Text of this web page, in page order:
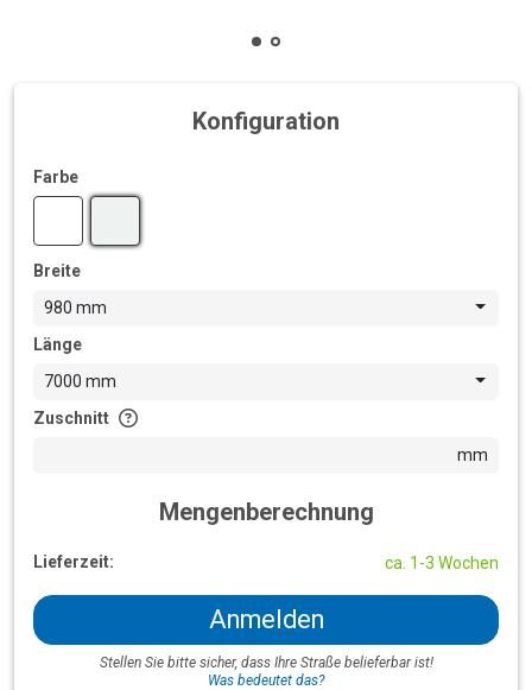
Konfiguration
Farbe
Breite
980 mm
Länge
7000 mm
Zuschnitt
mm
Mengenberechnung
Lieferzeit: ca. 1-3 Wochen
Anmelden
Stellen Sie bitte sicher, dass Ihre Straße belieferbar ist!
Was bedeutet das?